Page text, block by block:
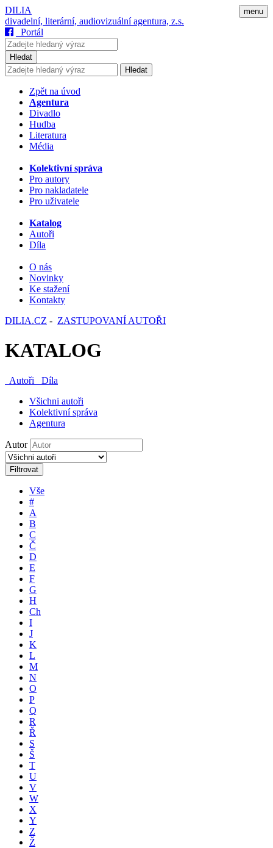
menu
DILIA
divadelní, literární, audiovizuální agentura, z.s.
Portál
Hledat
Hledat
Zpět na úvod
Agentura
Divadlo
Hudba
Literatura
Média
Kolektivní správa
Pro autory
Pro nakladatele
Pro uživatele
Katalog
Autoři
Díla
O nás
Novinky
Ke stažení
Kontakty
DILIA.CZ - ZASTUPOVANÍ AUTOŘI
KATALOG
Autoři
Díla
Všichni autoři
Kolektivní správa
Agentura
Autor
Filtrovat
Vše
#
A
B
C
Č
D
E
F
G
H
Ch
I
J
K
L
M
N
O
P
Q
R
Ř
S
Š
T
U
V
W
X
Y
Z
Ž